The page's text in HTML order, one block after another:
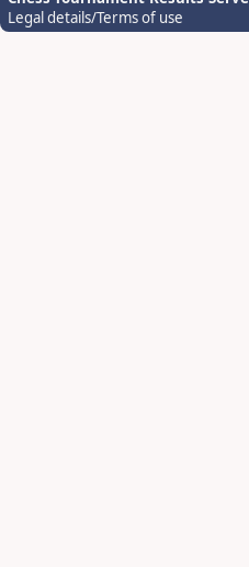
Legal details/Terms of use